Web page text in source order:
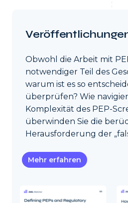
Obwohl die Arbeit mit
notwendiger Teil des
warum ist es so
überprüfen? Wie
Komplexität des PEP-
überwinden Sie die
Herausforderung der
Mehr erfahren